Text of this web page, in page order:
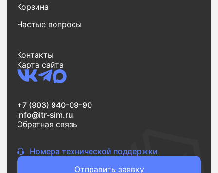
Корзина
Частые вопросы
Контакты
Карта сайта
+7 (903) 940-09-90
info@itr-sim.ru
Обратная связь
Номера технической поддержки
Отправить заявку